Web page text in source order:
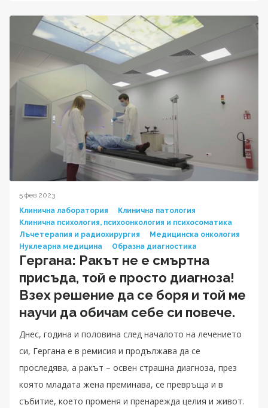
5 фев 2023
Клинична лаборатория
Клинична патология
Клинична психология, психоонкология и психосоматика
Лъчетерапия и радиохирургия
Медицинска онкология
Нуклеарна медицина
Образна диагностика
Гергана: Ракът не е смъртна
присъда, той е просто диагноза!
Взех решение да се боря и той ме
научи да обичам себе си повече.
Днес, година и половина след началото на лечението
си, Гергана е в ремисия и продължава да се
проследява, а ракът – освен страшна диагноза, през
която младата жена преминава, се превръща и в
събитие, което променя и пренарежда целия и живот.